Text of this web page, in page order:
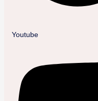
Youtube